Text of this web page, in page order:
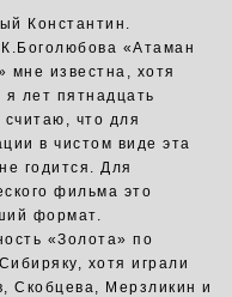
Константин.
«Атаман
мне известна, хотя
я лет пятнадцать
что для
в чистом виде эта
годится. Для
фильма это
формат.
«Золота» по
хотя играли
Скобцева, Мерзликин и